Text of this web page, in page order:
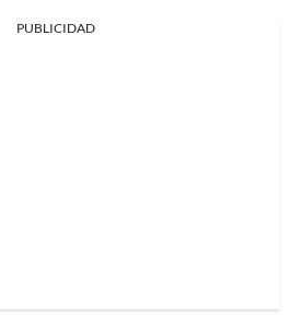
PUBLICIDAD